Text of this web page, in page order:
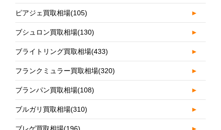
ピアジェ買取相場(105) ►
ブシュロン買取相場(130) ►
ブライトリング買取相場(433) ►
フランクミュラー買取相場(320) ►
ブランパン買取相場(108) ►
ブルガリ買取相場(310) ►